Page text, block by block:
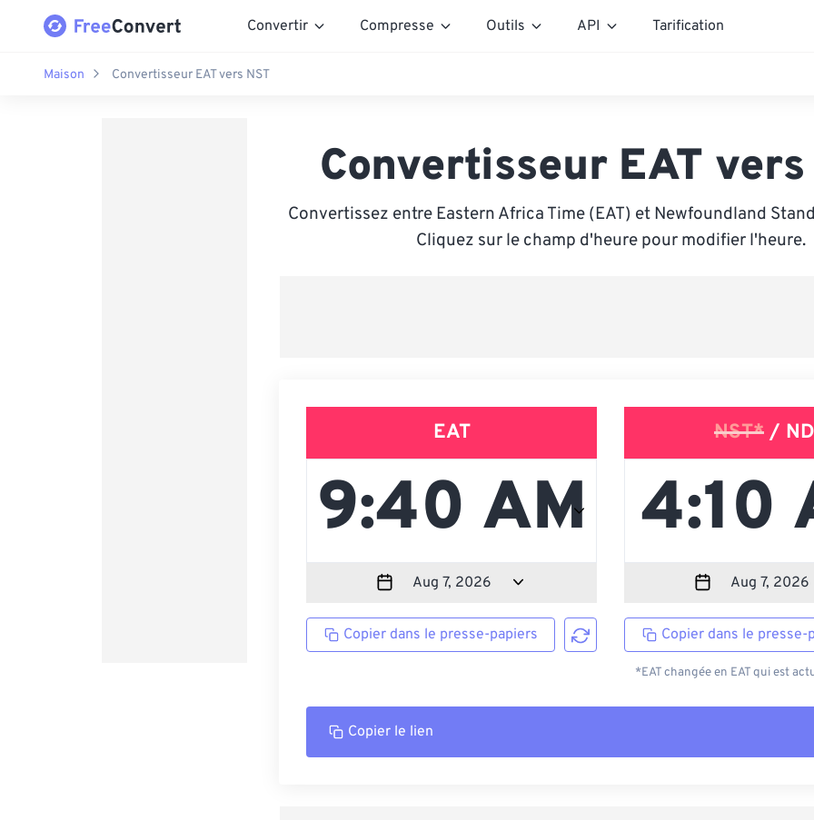
Convertir Compresse Outils API Tarification
Maison Convertisseur EAT vers NST
Convertisseur EAT vers
Convertissez entre Eastern Africa Time (EAT) et Newfoundland
Cliquez sur le champ d'heure pour modifier l'heure.
EAT
Copier dans le presse-papiers
NST*/
Copier dans le presse-
*EAT changée en EAT qui est
Copier le lien